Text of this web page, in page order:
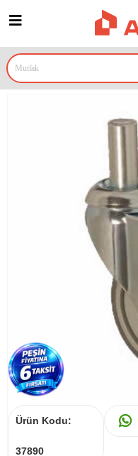
Ürün Kodu:
37890